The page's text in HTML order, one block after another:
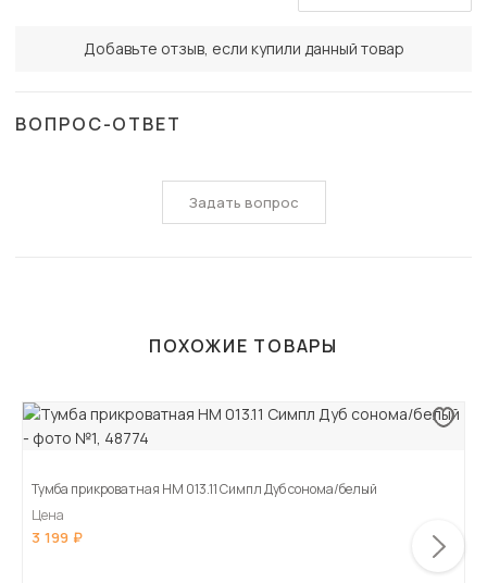
Добавьте отзыв, если купили данный товар
ВОПРОС-ОТВЕТ
Задать вопрос
ПОХОЖИЕ ТОВАРЫ
Тумба прикроватная НМ 013.11 Симпл Дуб сонома/белый
Цена
3 199